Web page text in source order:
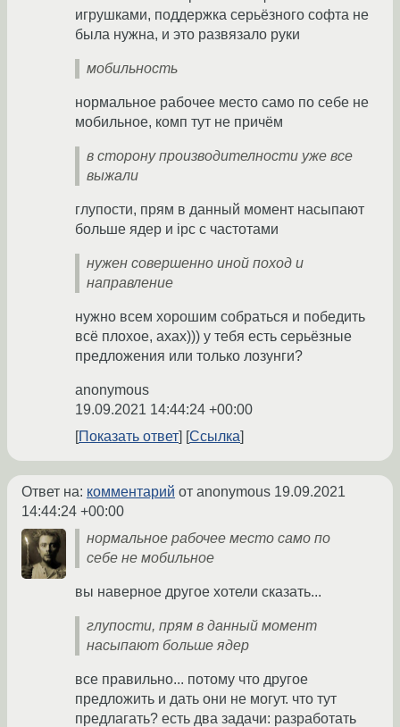
игрушками, поддержка серьёзного софта не
была нужна, и это развязало руки
мобильность
нормальное рабочее место само по себе не
мобильное, комп тут не причём
в сторону производителности уже все
выжали
глупости, прям в данный момент насыпают
больше ядер и ipc c частотами
нужен совершенно иной поход и
направление
нужно всем хорошим собраться и победить
всё плохое, ахах))) у тебя есть серьёзные
предложения или только лозунги?
anonymous
19.09.2021 14:44:24 +00:00
Показать ответ
Ссылка
Ответ на: комментарий от anonymous 19.09.2021
14:44:24 +00:00
нормальное рабочее место само по
себе не мобильное
вы наверное другое хотели сказать...
глупости, прям в данный момент
насыпают больше ядер
все правильно... потому что другое
предложить и дать они не могут. что тут
предлагать? есть два задачи: разработать